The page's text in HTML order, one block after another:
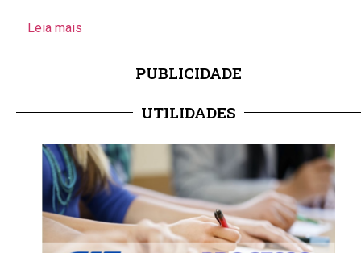
Leia mais
PUBLICIDADE
UTILIDADES